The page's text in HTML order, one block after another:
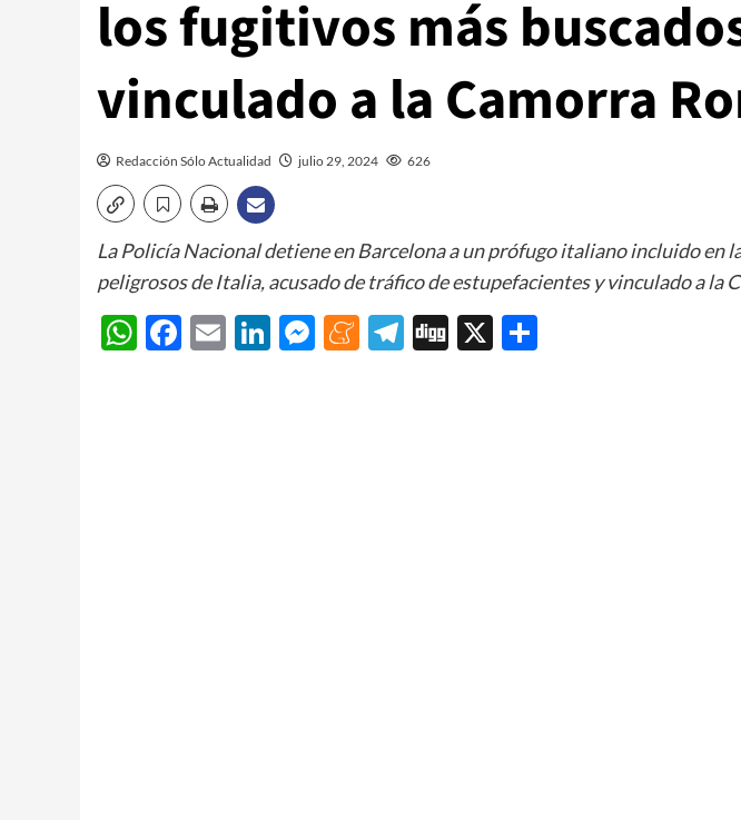
los fugitivos más
vinculado a la Camorra
Redacción Sólo Actualidad julio 29, 2024 626
La Policía Nacional detiene en Barcelona a un prófugo italiano incluido en
peligrosos de Italia, acusado de tráfico de estupefacientes y vinculado a la
WhatsApp
Facebook
EmailLinkedIn
Messenger
Meneame
Telegram
Digg
X